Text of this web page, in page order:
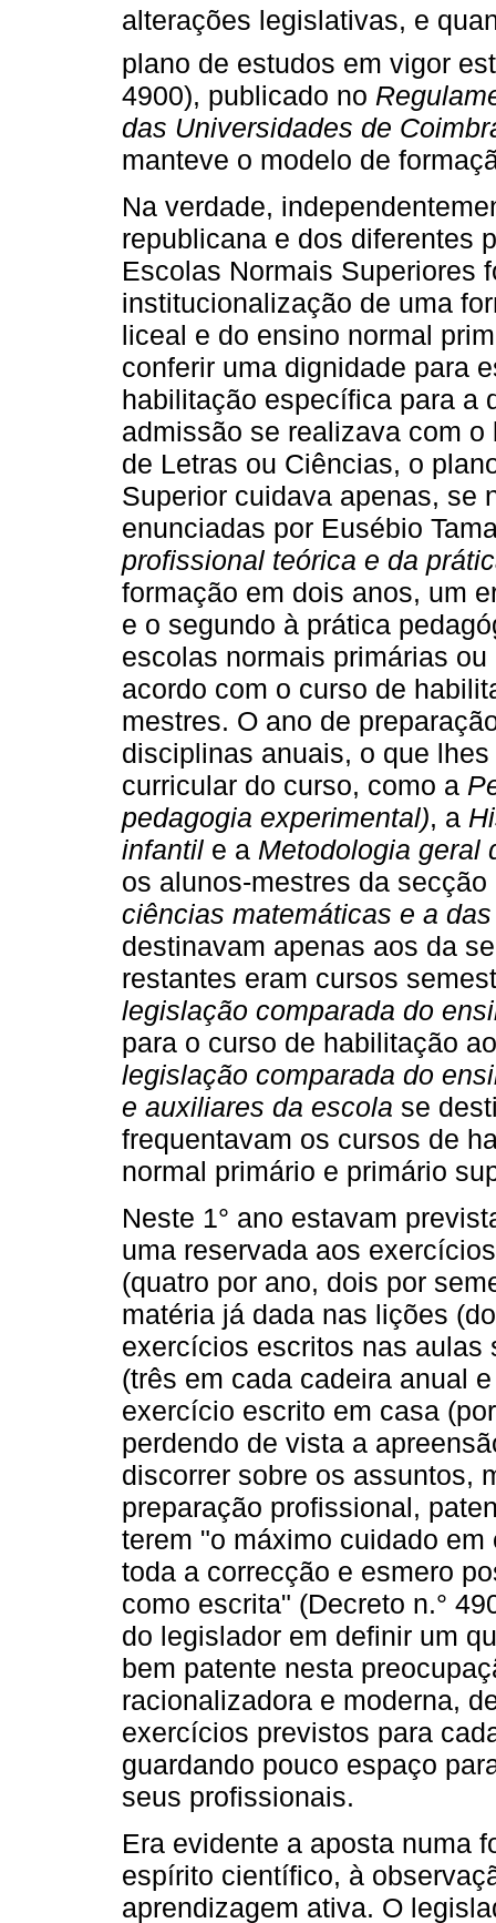
alterações legislativas, e
plano de estudos em vigor
4900), publicado no
das Universidades de
manteve o modelo de
Na verdade,
republicana e dos diferentes
Escolas Normais Superiores
institucionalização de uma
liceal e do ensino normal
conferir uma dignidade para
habilitação específica para a
admissão se realizava com
de Letras ou Ciências, o
Superior cuidava apenas, se
enunciadas por Eusébio
profissional teórica e da
formação em dois anos, um
e o segundo à prática
escolas normais primárias
acordo com o curso de
mestres. O ano de
disciplinas anuais, o que
curricular do curso, como a
pedagogia experimental), a
infantil e a Metodologia geral
os alunos-mestres da
ciências matemáticas e a
destinavam apenas aos da
restantes eram cursos
legislação comparada do
para o curso de habilitação
legislação comparada do
e auxiliares da escola se
frequentavam os cursos de
normal primário e primário
Neste 1° ano estavam
uma reservada aos
(quatro por ano, dois por
matéria já dada nas lições
exercícios escritos nas aulas
(três em cada cadeira anual
exercício escrito em casa
perdendo de vista a
discorrer sobre os assuntos,
preparação profissional,
terem "o máximo cuidado
toda a correcção e esmero
como escrita" (Decreto n.°
do legislador em definir um
bem patente nesta
racionalizadora e moderna,
exercícios previstos para
guardando pouco espaço
seus profissionais.
Era evidente a aposta numa
espírito científico, à
aprendizagem ativa. O